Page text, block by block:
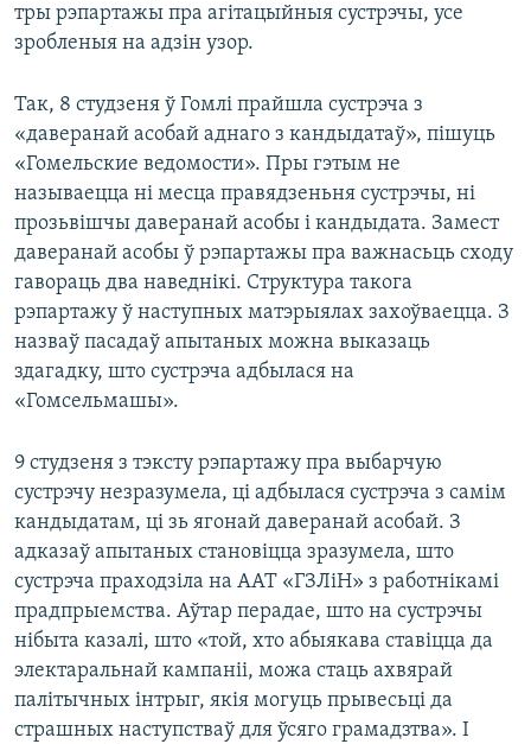
тры рэпартажы пра агітацыйныя сустрэчы, усе
зробленыя на адзін узор.
Так, 8 студзеня ў Гомлі прайшла сустрэча з
«даверанай асобай аднаго з кандыдатаў», пішуць
«Гомельские ведомости». Пры гэтым не
называецца ні месца правядзеньня сустрэчы, ні
прозьвішчы даверанай асобы і кандыдата. Замест
даверанай асобы ў рэпартажы пра важнасьць сходу
гавораць два наведнікі. Структура такога
рэпартажу ў наступных матэрыялах захоўваецца. З
назваў пасадаў апытаных можна выказаць
здагадку, што сустрэча адбылася на
«Гомсельмашы».
9 студзеня з тэксту рэпартажу пра выбарчую
сустрэчу незразумела, ці адбылася сустрэча з самім
кандыдатам, ці зь ягонай даверанай асобай. З
адказаў апытаных становіцца зразумела, што
сустрэча праходзіла на ААТ «ГЗЛіН» з работнікамі
прадпрыемства. Аўтар перадае, што на сустрэчы
нібыта казалі, што «той, хто абыякава ставіцца да
электаральнай кампаніі, можа стаць ахвярай
палітычных інтрыг, якія могуць прывесьці да
страшных наступстваў для ўсяго грамадзтва». І